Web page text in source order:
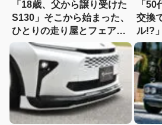
「18歳、父から譲り受けた
S130」そこから始まった、
ひとりの走り屋とフェアレ
ディZの物語
「
交換
ル!?
用に
エラ